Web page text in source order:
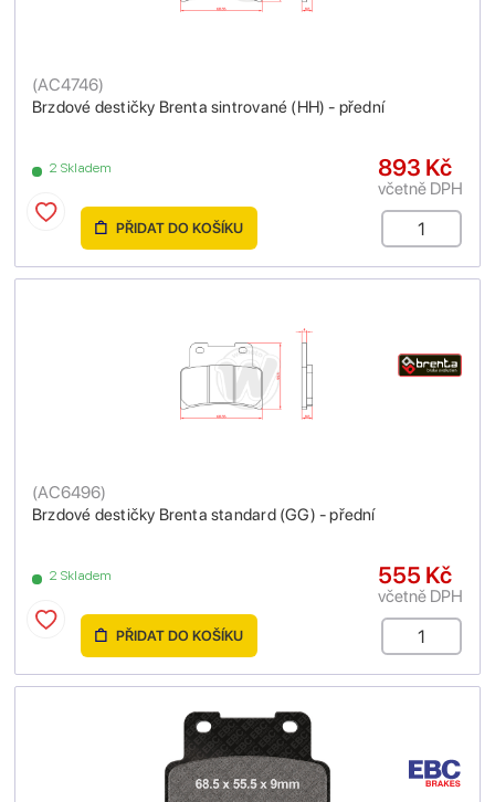
Brzdové destičky Brenta sintrované (HH) - přední
(AC4746)
2 Skladem 893 Kč
včetně DPH
PŘIDAT DO KOŠÍKU
Brzdové destičky Brenta standard (GG) - přední
(AC6496)
2 Skladem 555 Kč
včetně DPH
PŘIDAT DO KOŠÍKU